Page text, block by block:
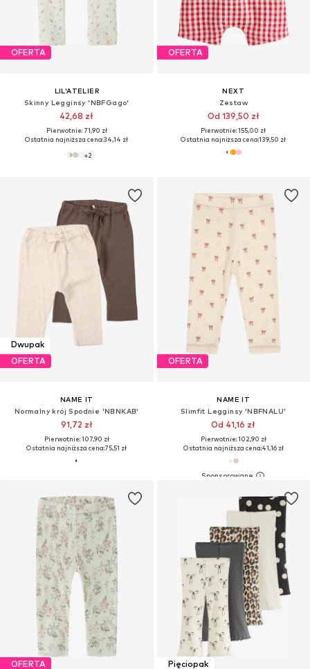
OFERTA
LIL'ATELIER
Skinny Legginsy 'NBFGago'
42,68 zł
Pierwotnie: 71,90 zł
Ostatnia najniższa cena:34,14 zł
+2
OFERTA
NEXT
Zestaw
Od 139,50 zł
Pierwotnie: 155,00 zł
Ostatnia najniższa cena:139,50 zł
Dwupak
OFERTA
NAME IT
Normalny krój Spodnie 'NBNKAB'
91,72 zł
Pierwotnie: 107,90 zł
Ostatnia najniższa cena:75,51 zł
OFERTA
NAME IT
Slimfit Legginsy 'NBFNALU'
Od 41,16 zł
Pierwotnie: 102,90 zł
Ostatnia najniższa cena:41,16 zł
OFERTA Pięciopak